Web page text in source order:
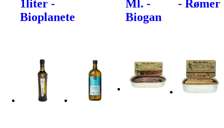
1liter -
Bioplanete
Ml. -
Biogan
- Rømer